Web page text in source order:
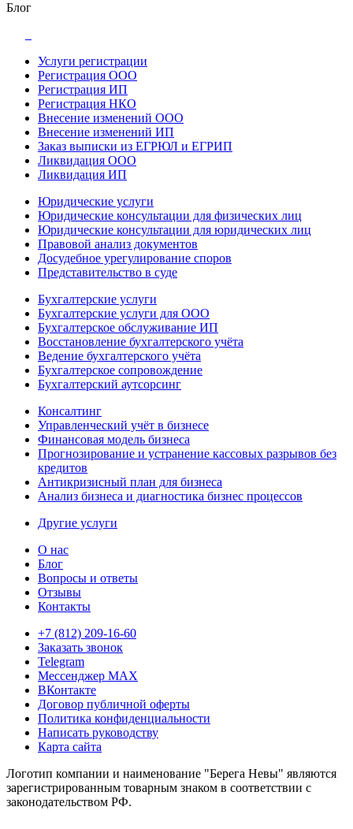
Блог
Услуги регистрации
Регистрация ООО
Регистрация ИП
Регистрация НКО
Внесение изменений ООО
Внесение изменений ИП
Заказ выписки из ЕГРЮЛ и ЕГРИП
Ликвидация ООО
Ликвидация ИП
Юридические услуги
Юридические консультации для физических лиц
Юридические консультации для юридических лиц
Правовой анализ документов
Досудебное урегулирование споров
Представительство в суде
Бухгалтерские услуги
Бухгалтерские услуги для ООО
Бухгалтерское обслуживание ИП
Восстановление бухгалтерского учёта
Ведение бухгалтерского учёта
Бухгалтерское сопровождение
Бухгалтерский аутсорсинг
Консалтинг
Управленческий учёт в бизнесе
Финансовая модель бизнеса
Прогнозирование и устранение кассовых разрывов без
кредитов
Антикризисный план для бизнеса
Анализ бизнеса и диагностика бизнес процессов
Другие услуги
О нас
Блог
Вопросы и ответы
Отзывы
Контакты
+7 (812) 209-16-60
Заказать звонок
Telegram
Мессенджер MAX
ВКонтакте
Договор публичной оферты
Политика конфиденциальности
Написать руководству
Карта сайта
Логотип компании и наименование "Берега Невы" являются
зарегистрированным товарным знаком в соответствии с
законодательством РФ.